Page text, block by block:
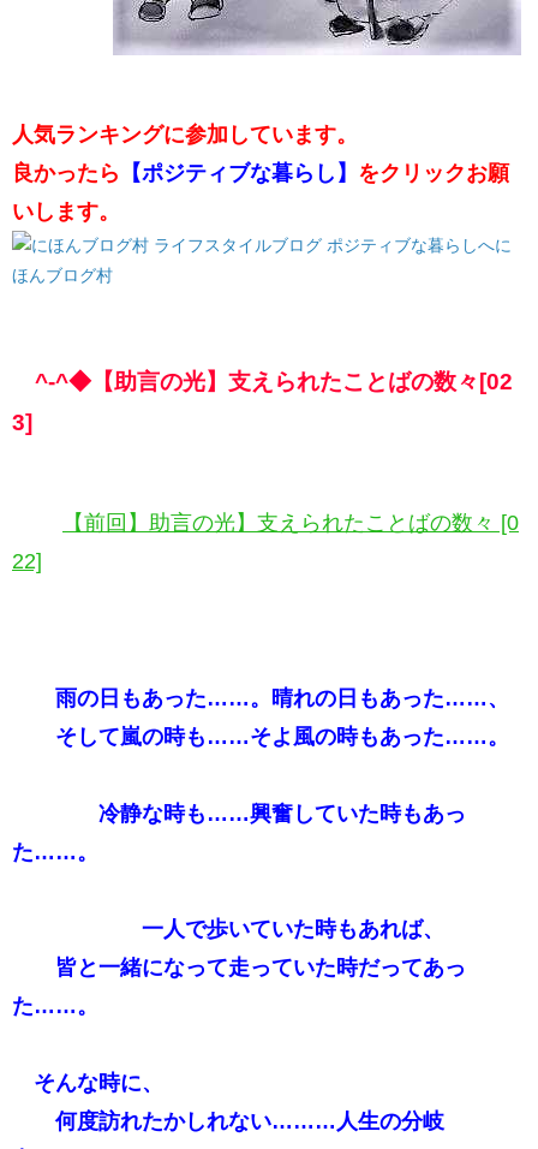
人気ランキングに参加しています。
良かったら 【ポジティブな暮らし】 をクリックお願
いします。
に
ほんブログ村
^-^◆【助言の光】支えられたことばの数々[02
3]
【前回】助言の光】支えられたことばの数々 [0
22]
雨の日もあった……。晴れの日もあった……、
そして嵐の時も……そよ風の時もあった……。
冷静な時も……興奮していた時もあっ
た……。
一人で歩いていた時もあれば、
皆と一緒になって走っていた時だってあっ
た……。
そんな時に、
何度訪れたかしれない………人生の分岐